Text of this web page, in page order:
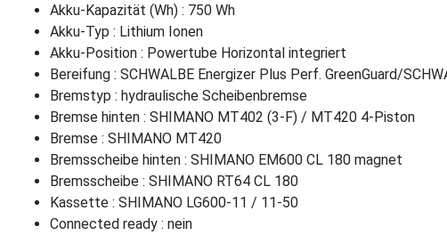
Akku-Kapazität (Wh) : 750 Wh
Akku-Typ : Lithium Ionen
Akku-Position : Powertube Horizontal integriert
Bereifung : SCHWALBE Energizer Plus Perf. GreenGuard/
Bremstyp : hydraulische Scheibenbremse
Bremse hinten : SHIMANO MT402 (3-F) / MT420 4-Piston
Bremse : SHIMANO MT420
Bremsscheibe hinten : SHIMANO EM600 CL 180 magnet
Bremsscheibe : SHIMANO RT64 CL 180
Kassette : SHIMANO LG600-11 / 11-50
Connected ready : nein